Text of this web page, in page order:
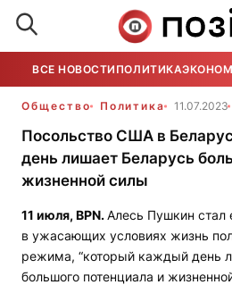
ВСЕ НОВОСТИ ПОЛИТИКА
Общество Политика 11.07.2023
Посольство США в
день лишает Беларусь
жизненной силы
11 июля, BPN.Алесь Пушкин
в ужасающих условиях жизнь
режима, “который каждый день
большого потенциала и